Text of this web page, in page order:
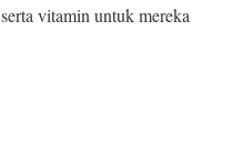
vitamin untuk mereka